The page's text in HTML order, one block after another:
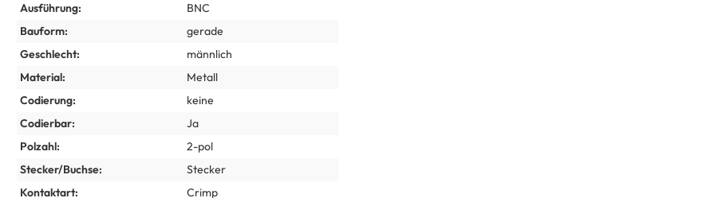
Ausführung:
BNC
Bauform:
gerade
Geschlecht:
männlich
Material:
Metall
Codierung:
keine
Codierbar:
Ja
Polzahl:
2-pol
Stecker/Buchse:
Stecker
Kontaktart:
Crimp